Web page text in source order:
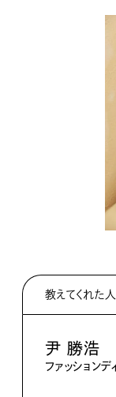
教えてくれた人
尹 勝浩
ファッションデ